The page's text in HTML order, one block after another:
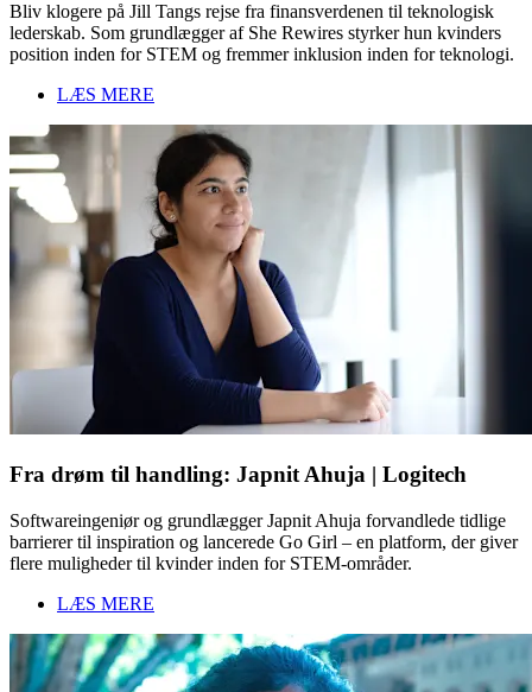
Bliv klogere på Jill Tangs rejse fra finansverdenen til teknologisk
lederskab. Som grundlægger af She Rewires styrker hun kvinders
position inden for STEM og fremmer inklusion inden for teknologi.
LÆS MERE
Fra drøm til handling: Japnit Ahuja | Logitech
Softwareingeniør og grundlægger Japnit Ahuja forvandlede tidlige
barrierer til inspiration og lancerede Go Girl – en platform, der giver
flere muligheder til kvinder inden for STEM-områder.
LÆS MERE